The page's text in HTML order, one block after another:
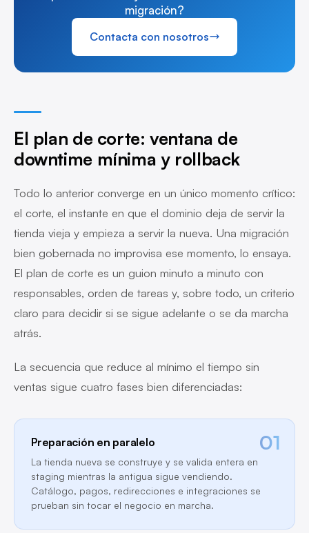
migración?
Contacta con nosotros
El plan de corte: ventana de
downtime mínima y rollback
Todo lo anterior converge en un único momento crítico:
el corte, el instante en que el dominio deja de servir la
tienda vieja y empieza a servir la nueva. Una migración
bien gobernada no improvisa ese momento, lo ensaya.
El plan de corte es un guion minuto a minuto con
responsables, orden de tareas y, sobre todo, un criterio
claro para decidir si se sigue adelante o se da marcha
atrás.
La secuencia que reduce al mínimo el tiempo sin
ventas sigue cuatro fases bien diferenciadas:
01
Preparación en paralelo
La tienda nueva se construye y se valida entera en
staging mientras la antigua sigue vendiendo.
Catálogo, pagos, redirecciones e integraciones se
prueban sin tocar el negocio en marcha.